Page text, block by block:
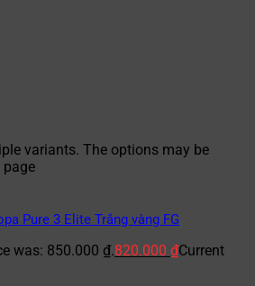
variants. The options may be
page
Pure 3 Elite Trắng vàng FG
was: 850.000 ₫.820.000 ₫Current